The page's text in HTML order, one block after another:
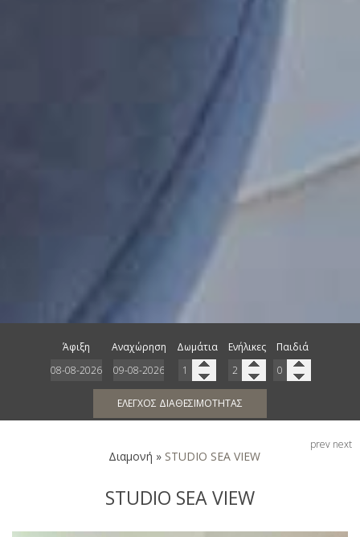
Άφιξη Αναχώρηση Δωμάτια Ενήλικες Παιδιά
ΈΛΕΓΧΟΣ ΔΙΑΘΕΣΙΜΌΤΗΤΑΣ
Διαμονή » STUDIO SEA VIEW
STUDIO SEA VIEW
prev next